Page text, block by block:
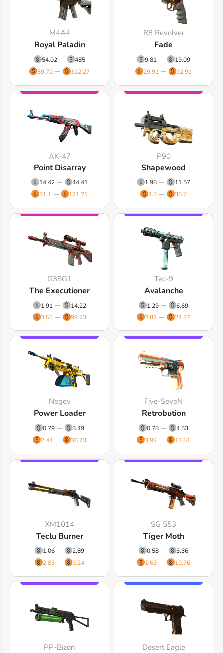
M4A4
Royal Paladin
54.02
485
59.72
312.27
R8 Revolver
Fade
9.81
19.09
29.91
92.91
AK-47
Point Disarray
14.42
44.41
31.1
121.21
P90
Shapewood
1.98
11.57
4.8
38.7
G3SG1
The Executioner
1.91
14.22
3.53
99.23
Tec-9
Avalanche
1.29
6.69
2.82
24.17
Negev
Power Loader
0.79
8.49
2.44
36.73
Five-SeveN
Retrobution
0.78
4.53
3.92
13.81
XM1014
Teclu Burner
1.06
2.89
2.83
9.24
SG 553
Tiger Moth
0.58
3.36
1.63
10.76
PP-Bizon Desert Eagle